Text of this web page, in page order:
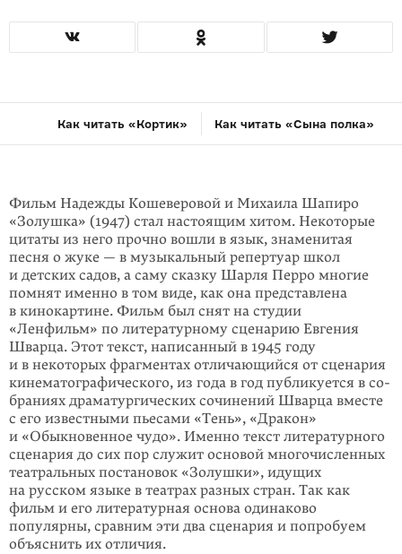
Как читать «Кортик» Как читать «Сына полка»
Фильм Надежды Кошеверовой и Михаила Шапиро
«Золушка» (1947) стал настоя­щим хитом. Некоторые
цитаты из него прочно вошли в язык, знаме­нитая
песня о жуке — в музыкальный репертуар школ
и детских садов, а саму сказку Шарля Перро многие
помнят именно в том виде, как она представ­лена
в кинокартине. Фильм был снят на студии
«Ленфильм» по литера­тур­ному сценарию Евгения
Шварца. Этот текст, написанный в 1945 году
и в некоторых фрагментах отли­чающийся от сценария
кинематографичес­кого, из года в год публикуется в со­
браниях драматургических сочинений Шварца вместе
с его известными пьеса­ми «Тень», «Дракон»
и «Обыкновен­ное чудо». Именно текст литературного
сценария до сих пор служит основой многочисленных
театраль­ных постановок «Золушки», идущих
на русском языке в театрах разных стран. Так как
фильм и его литературная основа одинаково
популярны, сравним эти два сценария и попробуем
объяснить их отличия.